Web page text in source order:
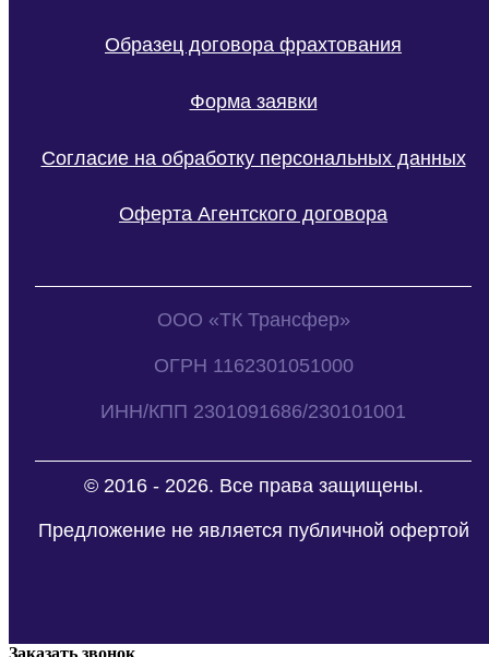
Образец договора фрахтования
Форма заявки
Согласие на обработку персональных данных
Оферта Агентского договора
ООО «ТК Трансфер»
ОГРН 1162301051000
ИНН/КПП 2301091686/230101001
© 2016 - 2026. Все права защищены.
Предложение не является публичной офертой